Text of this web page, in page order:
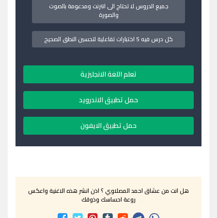
جميع الدروس لا تحتاج الى انترنت ومدعومة بالصوت
والصورة
كل درس فيه 5 اختبارات تفاعلية لتحسين النطق الصحيح
تعلم اللغة الانجليزية
حمل تطبيق الاندرويد
حمل تطبيق الايفون
هل انت من عشاق احمد المصلاوي ؟ اذن انشر هذه الاغنية واعكس
روعة احساسك وذوقك